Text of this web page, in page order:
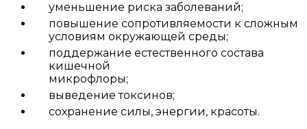
уменьшение риска заболеваний;
повышение сопротивляемости к сложным
условиям окружающей среды;
поддержание естественного состава
кишечной
микрофлоры;
выведение токсинов;
сохранение силы, энергии, красоты.